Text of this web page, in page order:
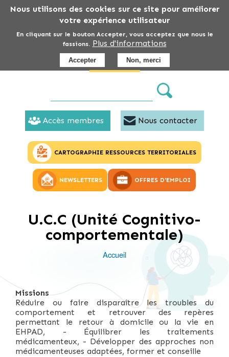
Nous utilisons des cookies sur ce site pour améliorer
votre expérience utilisateur
En cliquant sur le bouton Accepter, vous acceptez que nous le
fassions. Plus d'informations
Accepter Non, merci
Aller
au
contenu
principal
Accès membres Nous contacter
CARTOGRAPHIE RESSOURCES TERRITORIALES
NEWSLETTERS OFFRES D'EMPLOI
U.C.C (Unité Cognitivo-
comportementale)
d'Ariane
Accueil
Missions
Réduire ou faire disparaître les troubles du
comportement et retrouver des repères
permettant le retour à domicile ou la vie en
EHPAD, - Équilibrer les traitements
médicamenteux, - Développer des approches non
médicamenteuses adaptées, former et conseille